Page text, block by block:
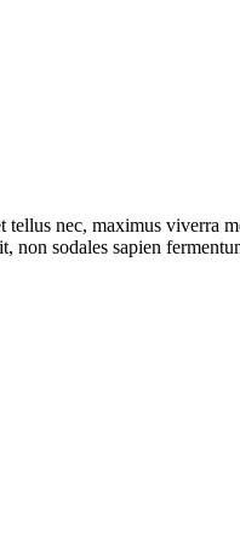
tellus nec, maximus viverra
non sodales sapien